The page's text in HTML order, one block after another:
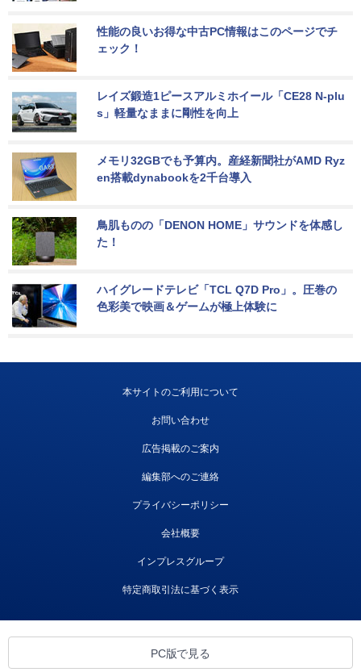
性能の良いお得な中古PC情報はこのページでチ
ェック！
レイズ鍛造1ピースアルミホイール「CE28 N-plu
s」軽量なままに剛性を向上
メモリ32GBでも予算内。産経新聞社がAMD Ryz
en搭載dynabookを2千台導入
鳥肌ものの「DENON HOME」サウンドを体感し
た！
ハイグレードテレビ「TCL Q7D Pro」。圧巻の
色彩美で映画＆ゲームが極上体験に
本サイトのご利用について
お問い合わせ
広告掲載のご案内
編集部へのご連絡
プライバシーポリシー
会社概要
インプレスグループ
特定商取引法に基づく表示
PC版で見る